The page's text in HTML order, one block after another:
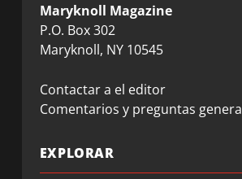
Maryknoll Magazine
P.O. Box 302
Maryknoll, NY 10545
Contactar a el editor
Comentarios y preguntas
EXPLORAR